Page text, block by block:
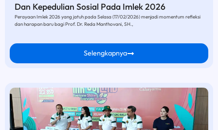
Dan Kepedulian Sosial Pada Imlek 2026
Perayaan Imlek 2026 yang jatuh pada Selasa (17/02/2026) menjadi momentum refleksi
dan harapan baru bagi Prof. Dr. Reda Manthovani, SH.,
Selengkapnya